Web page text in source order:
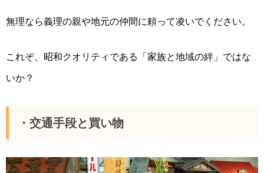
無理なら義理の親や地元の仲間に頼って凌いでください。
これぞ、昭和クオリティである「家族と地域の絆」ではな
いか？
・交通手段と買い物